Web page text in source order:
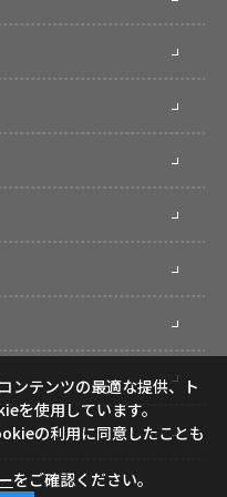
ンテンツの最適な提供、ト
を使用しています。
の利用に同意したことも
をご確認ください。